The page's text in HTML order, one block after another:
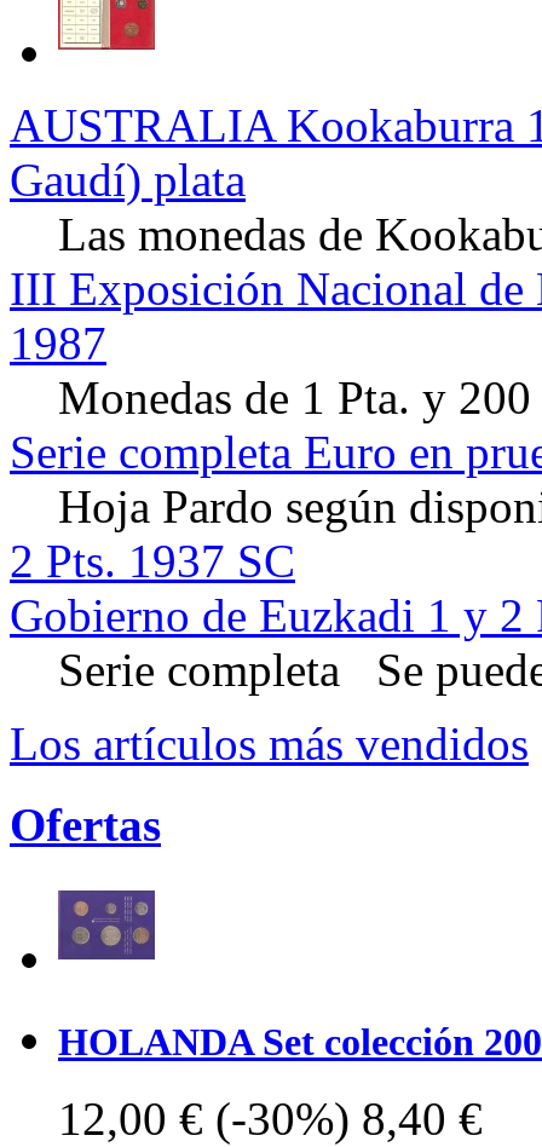
AUSTRALIA Kookaburra
Gaudí) plata
Las monedas de
III Exposición Nacional
1987
Monedas de 1 Pta. y
Serie completa Euro en
Hoja Pardo según
2 Pts. 1937 SC
Gobierno de Euzkadi 1 y 2
Serie completa Se
Los artículos más vendidos
Ofertas
HOLANDA Set colección
12,00 € (-30%) 8,40 €